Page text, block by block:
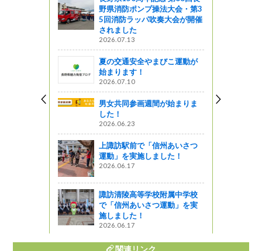
野県消防ポンプ操法大会・第3
5回消防ラッパ吹奏大会が開催
されました
2026.07.13
夏の交通安全やまびこ運動が
始まります！
2026.07.10
男女共同参画週間が始まりま
した！
2026.06.23
上諏訪駅前で「信州あいさつ
運動」を実施しました！
2026.06.17
諏訪清陵高等学校附属中学校
で「信州あいさつ運動」を実
施しました！
2026.06.17
関連リンク